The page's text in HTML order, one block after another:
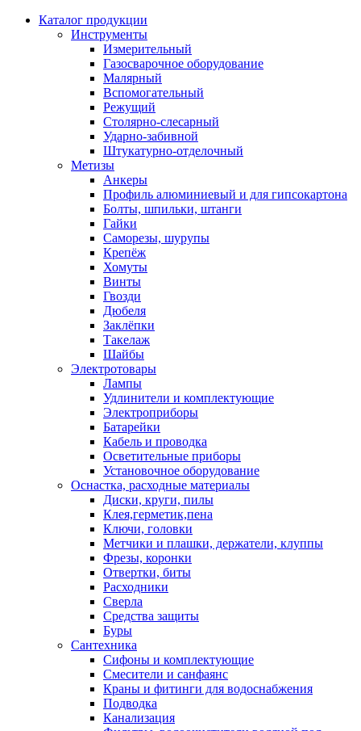
Каталог продукции
Инструменты
Измерительный
Газосварочное оборудование
Малярный
Вспомогательный
Режущий
Столярно-слесарный
Ударно-забивной
Штукатурно-отделочный
Метизы
Анкеры
Профиль алюминиевый и для гипсокартона
Болты, шпильки, штанги
Гайки
Саморезы, шурупы
Крепёж
Хомуты
Винты
Гвозди
Дюбеля
Заклёпки
Такелаж
Шайбы
Электротовары
Лампы
Удлинители и комплектующие
Электроприборы
Батарейки
Кабель и проводка
Осветительные приборы
Установочное оборудование
Оснастка, расходные материалы
Диски, круги, пилы
Клея,герметик,пена
Ключи, головки
Метчики и плашки, держатели, клуппы
Фрезы, коронки
Отвертки, биты
Расходники
Сверла
Средства защиты
Буры
Сантехника
Сифоны и комплектующие
Смесители и санфаянс
Краны и фитинги для водоснабжения
Подводка
Канализация